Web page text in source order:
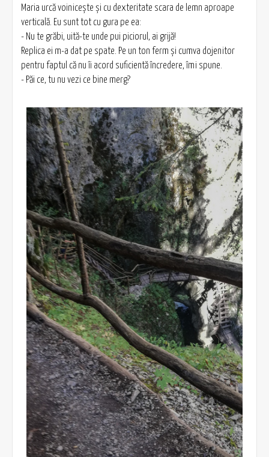
Maria urcă voinicește și cu dexteritate scara de lemn aproape
verticală. Eu sunt tot cu gura pe ea:
- Nu te grăbi, uită-te unde pui piciorul, ai grijă!
Replica ei m-a dat pe spate. Pe un ton ferm și cumva dojenitor
pentru faptul că nu îi acord suficientă încredere, îmi spune.
- Păi ce, tu nu vezi ce bine merg?